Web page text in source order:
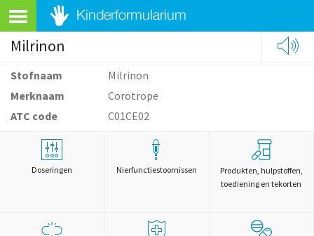
Milrinon
Stofnaam
Milrinon
Merknaam
Corotrope
ATC code
C01CE02
Doseringen Nierfunctiestoornissen
Produkten, hulpstoffen,
toediening en tekorten